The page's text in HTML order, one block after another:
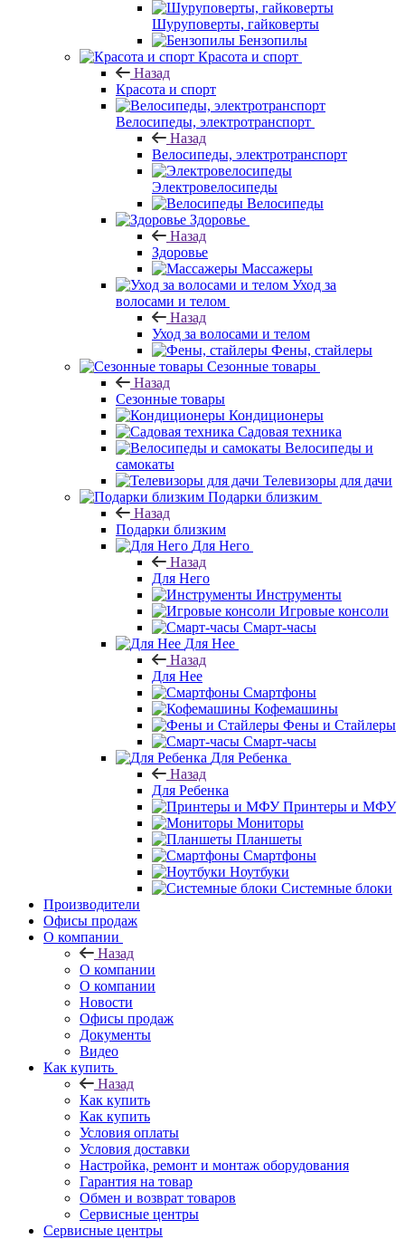
Шуруповерты, гайковерты
Бензопилы
Красота и спорт
Назад
Красота и спорт
Велосипеды, электротранспорт
Назад
Велосипеды, электротранспорт
Электровелосипеды
Велосипеды
Здоровье
Назад
Здоровье
Массажеры
Уход за
волосами и телом
Назад
Уход за волосами и телом
Фены, стайлеры
Сезонные товары
Назад
Сезонные товары
Кондиционеры
Садовая техника
Велосипеды и
самокаты
Телевизоры для дачи
Подарки близким
Назад
Подарки близким
Для Него
Назад
Для Него
Инструменты
Игровые консоли
Смарт-часы
Для Нее
Назад
Для Нее
Смартфоны
Кофемашины
Фены и Стайлеры
Смарт-часы
Для Ребенка
Назад
Для Ребенка
Принтеры и МФУ
Мониторы
Планшеты
Смартфоны
Ноутбуки
Системные блоки
Производители
Офисы продаж
О компании
Назад
О компании
О компании
Новости
Офисы продаж
Документы
Видео
Как купить
Назад
Как купить
Как купить
Условия оплаты
Условия доставки
Настройка, ремонт и монтаж оборудования
Гарантия на товар
Обмен и возврат товаров
Сервисные центры
Сервисные центры